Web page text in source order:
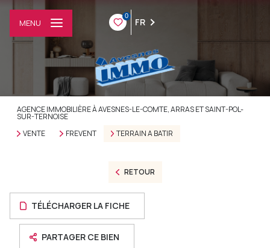
0
FR
MENU
AGENCE IMMOBILIÈRE À AVESNES-LE-COMTE, ARRAS ET SAINT-POL-
SUR-TERNOISE
VENTE
FREVENT TERRAIN A BATIR
RETOUR
TÉLÉCHARGER LA FICHE
PARTAGER CE BIEN